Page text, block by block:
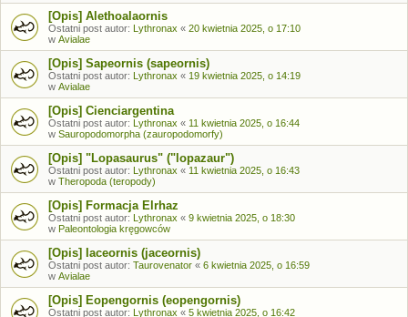
[Opis] Alethoalaornis
Ostatni post autor: Lythronax « 20 kwietnia 2025, o 17:10
w Avialae
[Opis] Sapeornis (sapeornis)
Ostatni post autor: Lythronax « 19 kwietnia 2025, o 14:19
w Avialae
[Opis] Cienciargentina
Ostatni post autor: Lythronax « 11 kwietnia 2025, o 16:44
w Sauropodomorpha (zauropodomorfy)
[Opis] "Lopasaurus" ("lopazaur")
Ostatni post autor: Lythronax « 11 kwietnia 2025, o 16:43
w Theropoda (teropody)
[Opis] Formacja Elrhaz
Ostatni post autor: Lythronax « 9 kwietnia 2025, o 18:30
w Paleontologia kręgowców
[Opis] Iaceornis (jaceornis)
Ostatni post autor: Taurovenator « 6 kwietnia 2025, o 16:59
w Avialae
[Opis] Eopengornis (eopengornis)
Ostatni post autor: Lythronax « 5 kwietnia 2025, o 16:42